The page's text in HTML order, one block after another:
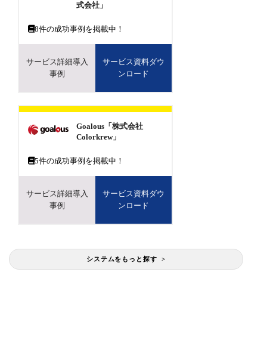
式会社」
8件の成功事例を掲載中！
サービス詳細導入
事例
サービス資料ダウ
ンロード
Goalous「株式会社
Colorkrew」
5件の成功事例を掲載中！
サービス詳細導入
事例
サービス資料ダウ
ンロード
システムをもっと探す >